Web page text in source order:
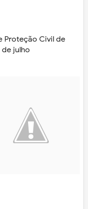
Proteção Civil de
julho